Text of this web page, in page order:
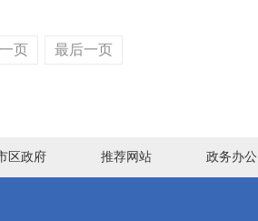
页 最后一页
区政府 推荐网站 政务办公